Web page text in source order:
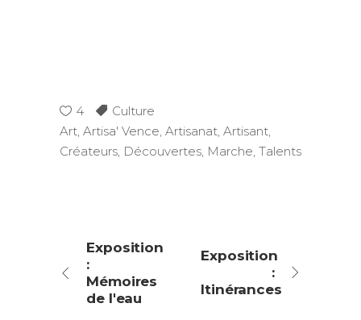
4
Culture
Art, Artisa' Vence, Artisanat, Artisant,
Créateurs, Découvertes, Marche, Talents
Exposition
:
Mémoires
de l'eau
Exposition
:
Itinérances